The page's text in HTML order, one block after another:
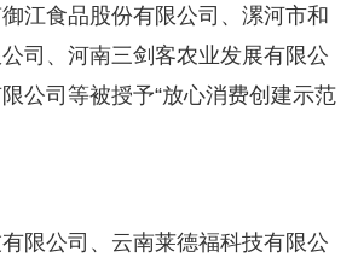
江食品股份有限公司、漯河市和
司、河南三剑客农业发展有限公
公司等被授予“放心消费创建示范
限公司、云南莱德福科技有限公